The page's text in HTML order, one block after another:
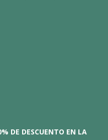
DE DESCUENTO EN LA